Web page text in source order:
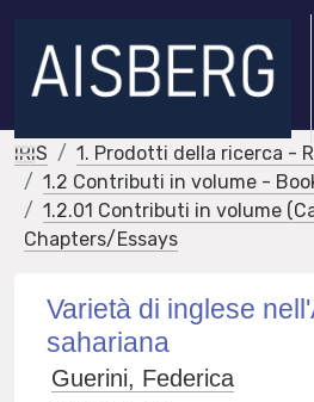
IRIS
1. Prodotti della ricerca -
1.2 Contributi in volume -
1.2.01 Contributi in volume
Chapters/Essays
Varietà di inglese
sahariana
Guerini, Federica